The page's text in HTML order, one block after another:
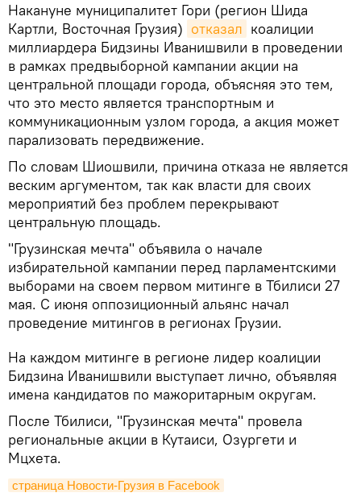
Накануне муниципалитет Гори (регион Шида
Картли, Восточная Грузия) отказал коалиции
миллиардера Бидзины Иванишвили в проведении
в рамках предвыборной кампании акции на
центральной площади города, объясняя это тем,
что это место является транспортным и
коммуникационным узлом города, а акция может
парализовать передвижение.
По словам Шиошвили, причина отказа не является
веским аргументом, так как власти для своих
мероприятий без проблем перекрывают
центральную площадь.
"Грузинская мечта" объявила о начале
избирательной кампании перед парламентскими
выборами на своем первом митинге в Тбилиси 27
мая. С июня оппозиционный альянс начал
проведение митингов в регионах Грузии.
На каждом митинге в регионе лидер коалиции
Бидзина Иванишвили выступает лично, объявляя
имена кандидатов по мажоритарным округам.
После Тбилиси, "Грузинская мечта" провела
региональные акции в Кутаиси, Озургети и
Мцхета.
страница Новости-Грузия в Facebook